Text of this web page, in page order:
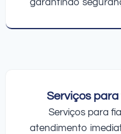
Serviços
Serviços para
atendimento